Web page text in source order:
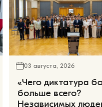
03 августа, 2026
«Чего диктатура
больше всего?
Независимых